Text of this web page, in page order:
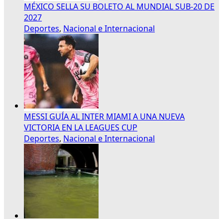
MÉXICO SELLA SU BOLETO AL MUNDIAL SUB-20 DE
2027
Deportes, Nacional e Internacional
MESSI GUÍA AL INTER MIAMI A UNA NUEVA
VICTORIA EN LA LEAGUES CUP
Deportes, Nacional e Internacional